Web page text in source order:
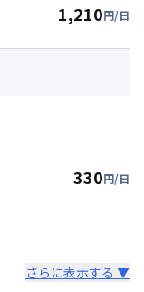
1,210円/日
330円/日
さらに表示する ▼